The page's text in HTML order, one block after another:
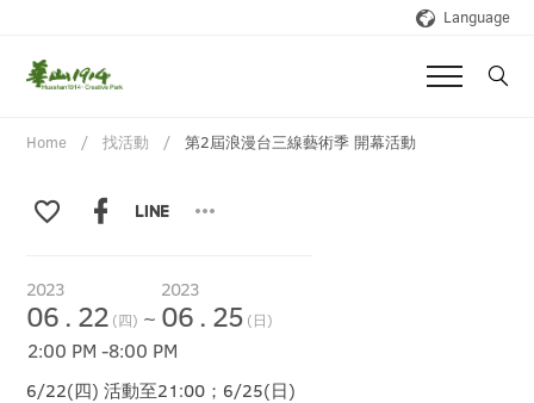
Language
Home 找活動 第2屆浪漫台三線藝術季 開幕活動
2023
06 . 22 (四) ~
2023
06 . 25 (日)
2:00 PM-8:00 PM
6/22(四) 活動至21:00；6/25(日)